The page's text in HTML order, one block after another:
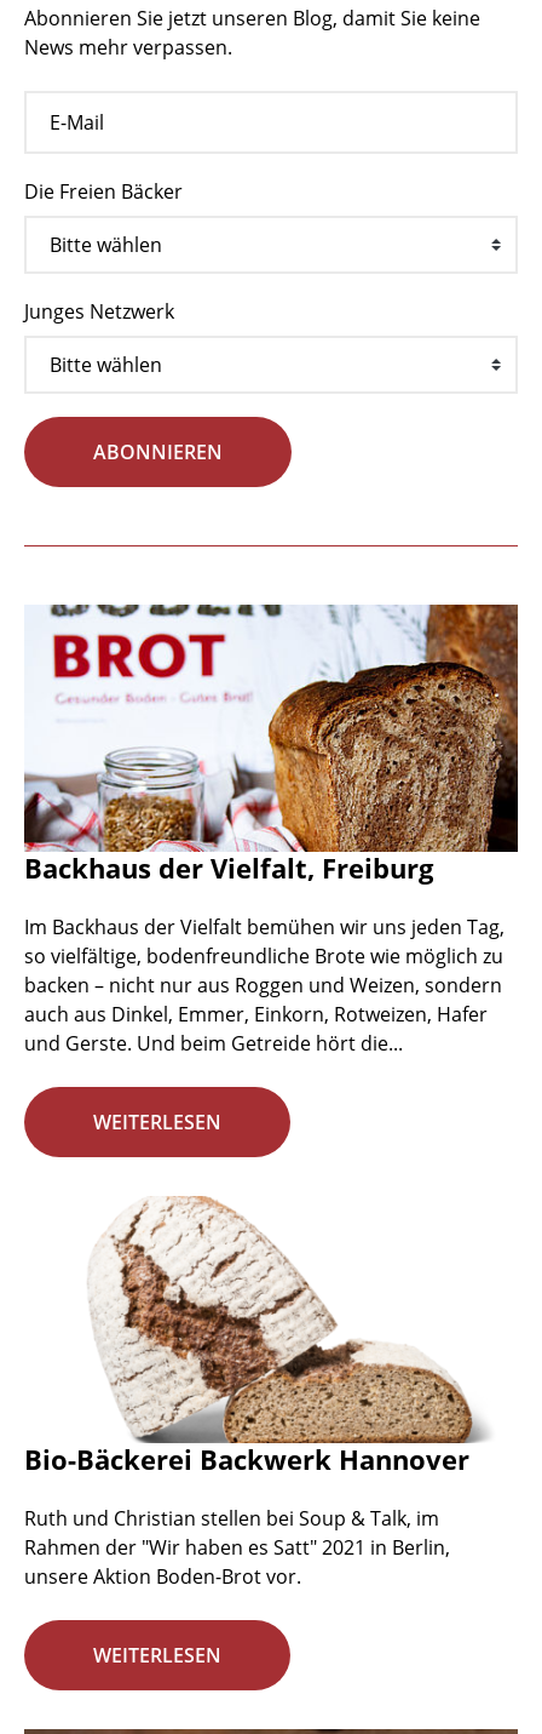
Abonnieren Sie jetzt unseren Blog, damit Sie keine
News mehr verpassen.
Die Freien Bäcker
Junges Netzwerk
ABONNIEREN
Backhaus der Vielfalt, Freiburg
Im Backhaus der Vielfalt bemühen wir uns jeden Tag,
so vielfältige, bodenfreundliche Brote wie möglich zu
backen – nicht nur aus Roggen und Weizen, sondern
auch aus Dinkel, Emmer, Einkorn, Rotweizen, Hafer
und Gerste. Und beim Getreide hört die...
WEITERLESEN
Bio-Bäckerei Backwerk Hannover
Ruth und Christian stellen bei Soup & Talk, im
Rahmen der "Wir haben es Satt" 2021 in Berlin,
unsere Aktion Boden-Brot vor.
WEITERLESEN